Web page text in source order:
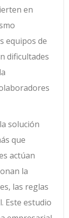
en
equipos de
dificultades
solución
que
actúan
la
las reglas
Este estudio